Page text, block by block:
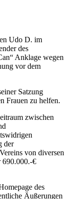
Udo D. im
des
Anklage wegen
vor dem
Satzung
Frauen zu helfen.
zwischen
der
von diversen
690.000.-€
des
Äußerungen